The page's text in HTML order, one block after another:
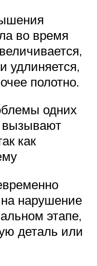
во время
удлиняется,
полотно.
одних
вызывают
как
нарушение
этапе,
деталь или